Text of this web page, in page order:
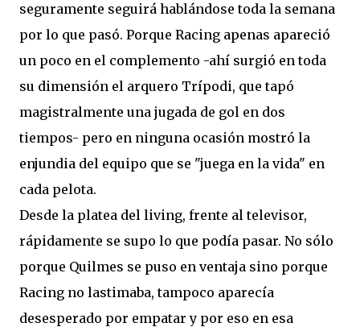
seguramente seguirá hablándose toda la semana
por lo que pasó. Porque Racing apenas apareció
un poco en el complemento -ahí surgió en toda
su dimensión el arquero Trípodi, que tapó
magistralmente una jugada de gol en dos
tiempos- pero en ninguna ocasión mostró la
enjundia del equipo que se "juega en la vida" en
cada pelota.
Desde la platea del living, frente al televisor,
rápidamente se supo lo que podía pasar. No sólo
porque Quilmes se puso en ventaja sino porque
Racing no lastimaba, tampoco aparecía
desesperado por empatar y por eso en esa